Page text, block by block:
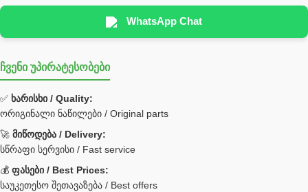
Hyva
უჟანგავი ფოლადი
Bobcat ფილტრი
Caterpillar ფილტრი
JCB ფილტრი
ქვაბი გათბობა მილები
WhatsApp Chat
ჩვენი უპირატესობები
✅ ხარისხი / Quality:
ორიგინალი ნაწილები / Original parts
🚀 მიწოდება / Delivery:
სწრაფი სერვისი / Fast service
💰 ფასები / Best Prices:
საუკეთესო შეთავაზება / Best offers